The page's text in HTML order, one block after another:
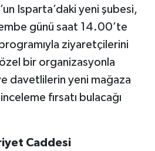
Isparta’daki yeni şubesi,
günü saat 14.00’te
ziyaretçilerini
özel bir organizasyonla
davetlilerin yeni mağaza
fırsatı bulacağı
Caddesi